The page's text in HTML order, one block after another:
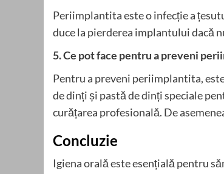
Periimplantita este o infecție a
duce la pierderea implantului dacă
5. Ce pot face pentru a preveni
Pentru a preveni periimplantita,
de dinți și pastă de dinți speciale
curățarea profesională. De
Concluzie
Igiena orală este esențială pentru